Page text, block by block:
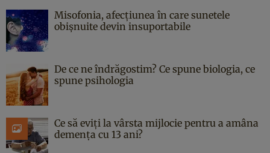
Misofonia, afecțiunea în care sunetele
obișnuite devin insuportabile
De ce ne îndrăgostim? Ce spune biologia, ce
spune psihologia
Ce să eviți la vârsta mijlocie pentru a amâna
demența cu 13 ani?